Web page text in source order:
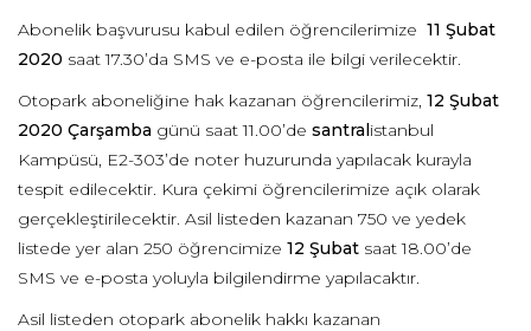
Abonelik başvurusu kabul edilen öğrencilerimize 11 Şubat
2020 saat 17.30’da SMS ve e-posta ile bilgi verilecektir.
Otopark aboneliğine hak kazanan öğrencilerimiz, 12 Şubat
2020 Çarşamba günü saat 11.00’de santralistanbul
Kampüsü, E2-303’de noter huzurunda yapılacak kurayla
tespit edilecektir. Kura çekimi öğrencilerimize açık olarak
gerçekleştirilecektir. Asil listeden kazanan 750 ve yedek
listede yer alan 250 öğrencimize 12 Şubat saat 18.00’de
SMS ve e-posta yoluyla bilgilendirme yapılacaktır.
Asil listeden otopark abonelik hakkı kazanan